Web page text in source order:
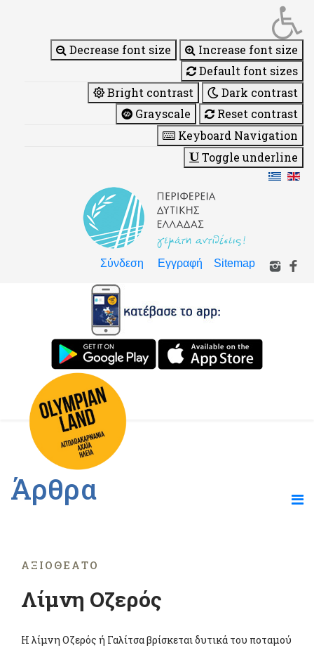
Decrease font size
Increase font size
Default font sizes
Bright contrast
Dark contrast
Grayscale
Reset contrast
Keyboard Navigation
Toggle underline
Σύνδεση Εγγραφή Sitemap
Άρθρα
ΑΞΙΟΘΈΑΤΟ
Λίμνη Οζερός
Η λίμνη Οζερός ή Γαλίτσα βρίσκεται δυτικά του ποταμού